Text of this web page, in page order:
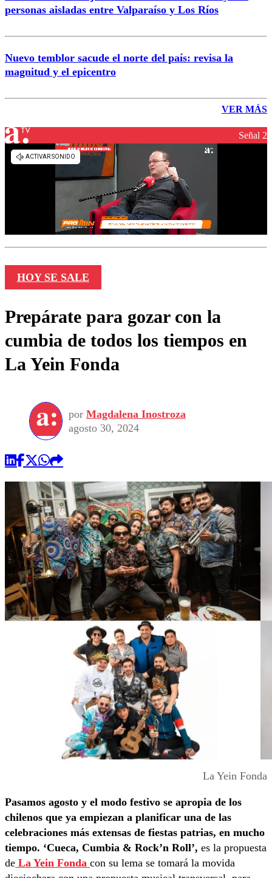
personas aisladas entre Valparaíso y Los Ríos
Nuevo temblor sacude el norte del país: revisa la
magnitud y el epicentro
VER MÁS
Señal 2
HOY SE SALE
Prepárate para gozar con la
cumbia de todos los tiempos en
La Yein Fonda
por Magdalena Inostroza
agosto 30, 2024
La Yein Fonda
Pasamos agosto y el modo festivo se apropia de los
chilenos que ya empiezan a planificar una de las
celebraciones más extensas de fiestas patrias, en mucho
tiempo. ‘Cueca, Cumbia & Rock’n Roll’, es la propuesta
de La Yein Fonda con su lema se tomará la movida